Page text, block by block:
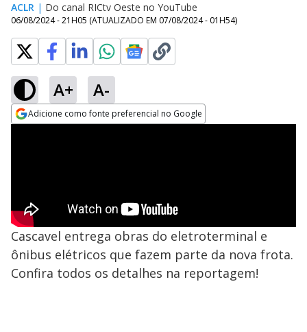
ACLR | Do canal RICtv Oeste no YouTube
06/08/2024 - 21H05 (ATUALIZADO EM 07/08/2024 - 01H54)
A+ A-
Adicione como fonte preferencial no Google
Cascavel entrega obras do eletroterminal e
ônibus elétricos que fazem parte da nova frota.
Confira todos os detalhes na reportagem!